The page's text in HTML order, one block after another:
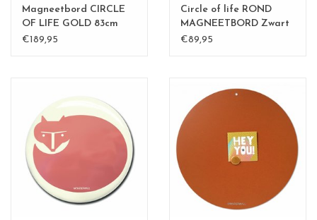
Magneetbord CIRCLE
OF LIFE GOLD 83cm
diameter
€189,95
Circle of life ROND
MAGNEETBORD Zwart
60 cm
€89,95